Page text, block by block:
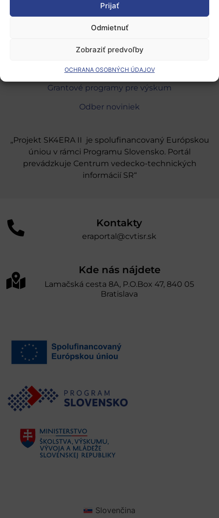
Prijať
Odmietnuť
Zobraziť predvoľby
OCHRANA OSOBNÝCH ÚDAJOV
Európsky výskumný priestor
Oblasti našej podpory
Podporné schémy a služby
Grantové programy pre výskum
Odber noviniek
„Projekt SK4ERA II je spolufinancovaný Európskou
úniou v rámci Programu Slovensko. Portál
prevádzkuje Centrum vedecko-technických
informácií SR“
Kontakty
eraportal@cvtisr.sk
Kde nás nájdete
Lamačská cesta 8A, P.O.Box 47, 840 05
Bratislava
Slovenčina